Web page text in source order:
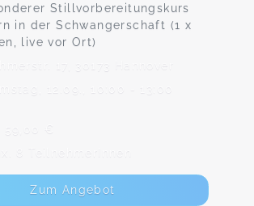
Stillvorbereitungskurs
in der Schwangerschaft (1 x
live vor Ort)
17, 30173 Hannover
12.09., 10:00 - 13:00
59,00 €
8 TeilnehmerInnen
Zum Angebot